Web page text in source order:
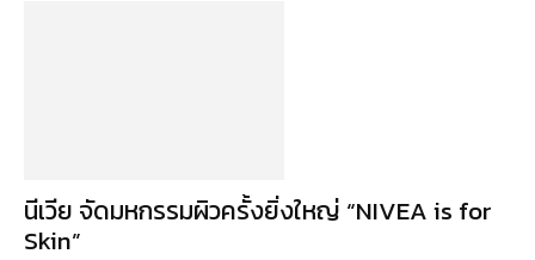
นีเวีย จัดมหกรรมผิวครั้งยิ่งใหญ่ “NIVEA is for
Skin”